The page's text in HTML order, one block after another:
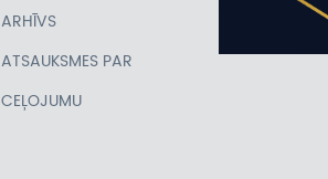
ARHĪVS
ATSAUKSMES PAR
CEĻOJUMU